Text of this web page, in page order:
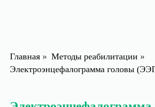
Главная » Методы реабилитации »
Электроэнцефалограмма головы